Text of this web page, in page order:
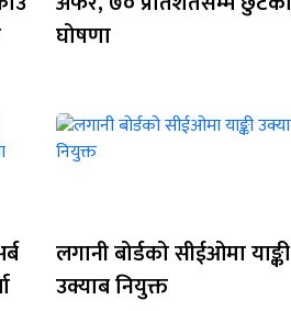
घोषणा
लगानी बोर्डको सीईओमा याङ्की
उक्याब नियुक्त